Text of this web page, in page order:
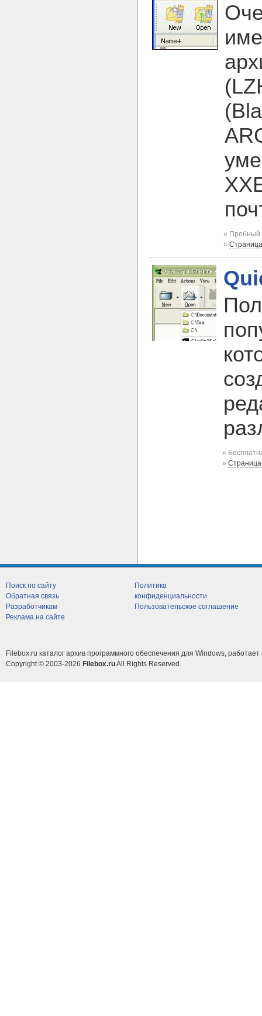
» Пробный
»
»
»
Поиск по сайту
Обратная связь
Разработчикам
Реклама на сайте
Политика
конфиденциальности
Пользовательское соглашение
Filebox.ru каталог архив программного обеспечения для Windows, работает
Copyright © 2003-2026 Filebox.ruAll Rights Reserved.